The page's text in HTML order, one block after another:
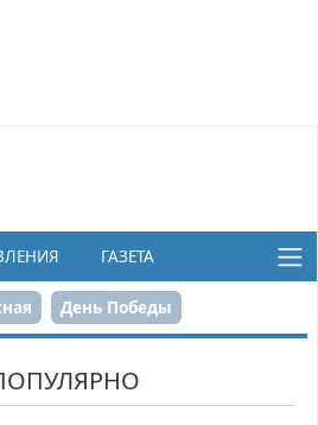
ГАЗЕТА
День Победы